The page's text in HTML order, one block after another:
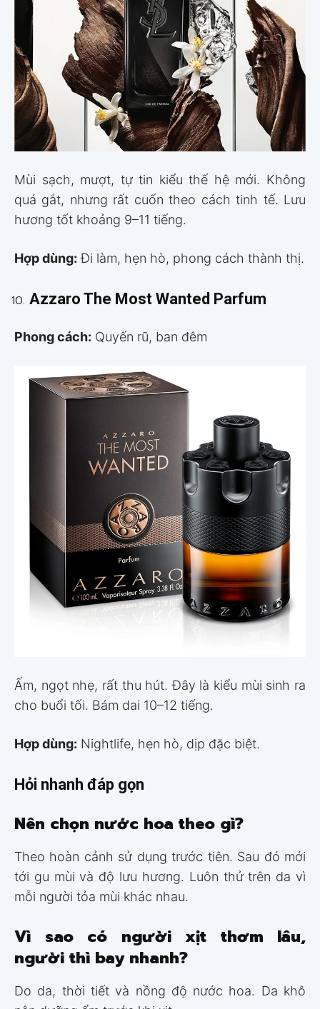
Mùi sạch, mượt, tự tin kiểu thế hệ mới. Không
quá gắt, nhưng rất cuốn theo cách tinh tế. Lưu
hương tốt khoảng 9–11 tiếng.
Hợp dùng: Đi làm, hẹn hò, phong cách thành thị.
Azzaro The Most Wanted Parfum
Phong cách: Quyến rũ, ban đêm
Ấm, ngọt nhẹ, rất thu hút. Đây là kiểu mùi sinh ra
cho buổi tối. Bám dai 10–12 tiếng.
Hợp dùng: Nightlife, hẹn hò, dịp đặc biệt.
Hỏi nhanh đáp gọn
Nên chọn nước hoa theo gì?
Theo hoàn cảnh sử dụng trước tiên. Sau đó mới
tới gu mùi và độ lưu hương. Luôn thử trên da vì
mỗi người tỏa mùi khác nhau.
Vì sao có người xịt thơm lâu,
người thì bay nhanh?
Do da, thời tiết và nồng độ nước hoa. Da khô